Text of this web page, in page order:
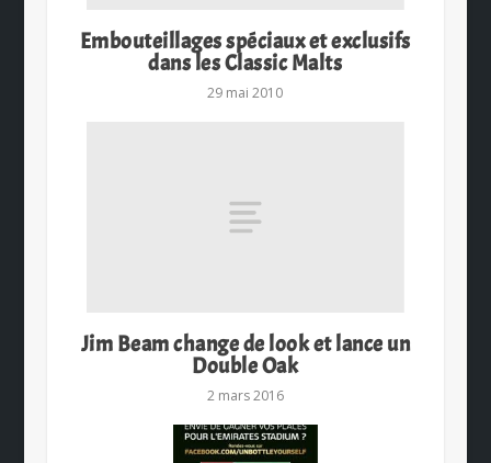
Embouteillages spéciaux et exclusifs
dans les Classic Malts
29 mai 2010
Jim Beam change de look et lance un
Double Oak
2 mars 2016